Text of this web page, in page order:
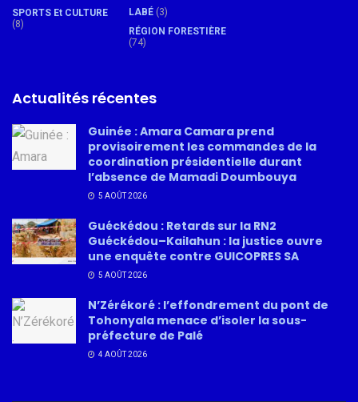
SPORTS Et CULTURE
(8)
LABÉ (3)
RÉGION FORESTIÈRE
(74)
Actualités récentes
Guinée : Amara Camara prend
provisoirement les commandes de la
coordination présidentielle durant
l’absence de Mamadi Doumbouya
5 AOÛT 2026
Guéckédou : Retards sur la RN2
Guéckédou–Kailahun : la justice ouvre
une enquête contre GUICOPRES SA
5 AOÛT 2026
N’Zérékoré : l’effondrement du pont de
Tohonyala menace d’isoler la sous-
préfecture de Palé
4 AOÛT 2026